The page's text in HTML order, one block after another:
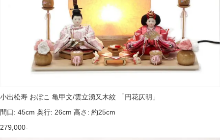
小出松寿 おぼこ 亀甲文/雲立湧又木紋 「円花仄明」
間口: 45cm 奥行: 26cm 高さ: 約25cm
279,000-